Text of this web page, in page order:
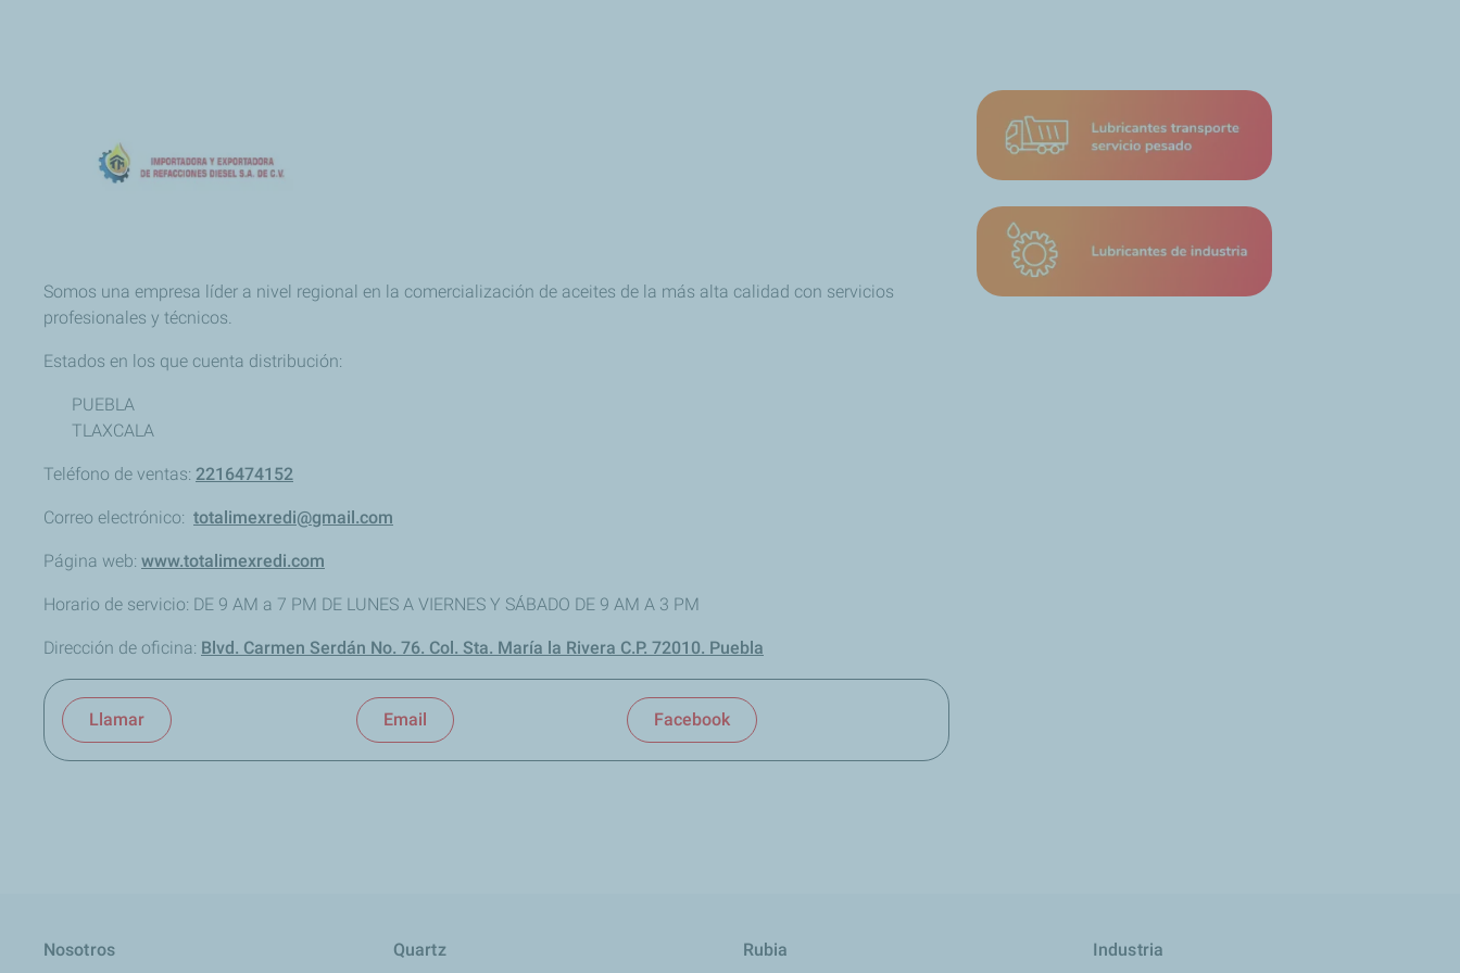
Somos una empresa líder a nivel regional en la comercialización de aceites de la más alta calidad con servicios
profesionales y técnicos.
Estados en los que cuenta distribución:
PUEBLA
TLAXCALA
Teléfono de ventas: 2216474152
Correo electrónico: totalimexredi@gmail.com
Página web: www.totalimexredi.com
Horario de servicio: DE 9 AM a 7 PM DE LUNES A VIERNES Y SÁBADO DE 9 AM A 3 PM
Dirección de oficina: Blvd. Carmen Serdán No. 76. Col. Sta. María la Rivera C.P. 72010. Puebla
Llamar Email Facebook
Nosotros Quartz Rubia Industria